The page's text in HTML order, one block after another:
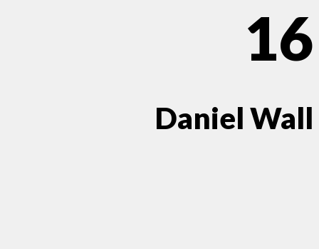
16
Daniel Wall